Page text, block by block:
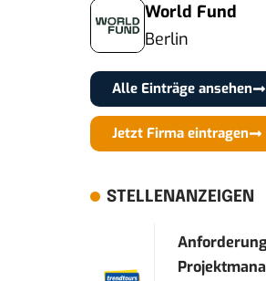
World Fund
Berlin
Alle Einträge ansehen
Jetzt Firma eintragen
STELLENANZEIGEN